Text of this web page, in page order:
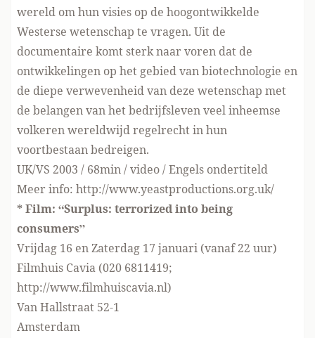
wereld om hun visies op de hoogontwikkelde
Westerse wetenschap te vragen. Uit de
documentaire komt sterk naar voren dat de
ontwikkelingen op het gebied van biotechnologie en
de diepe verwevenheid van deze wetenschap met
de belangen van het bedrijfsleven veel inheemse
volkeren wereldwijd regelrecht in hun
voortbestaan bedreigen.
UK/VS 2003 / 68min / video / Engels ondertiteld
Meer info: http://www.yeastproductions.org.uk/
* Film: “Surplus: terrorized into being
consumers”
Vrijdag 16 en Zaterdag 17 januari (vanaf 22 uur)
Filmhuis Cavia (020 6811419;
http://www.filmhuiscavia.nl)
Van Hallstraat 52-1
Amsterdam